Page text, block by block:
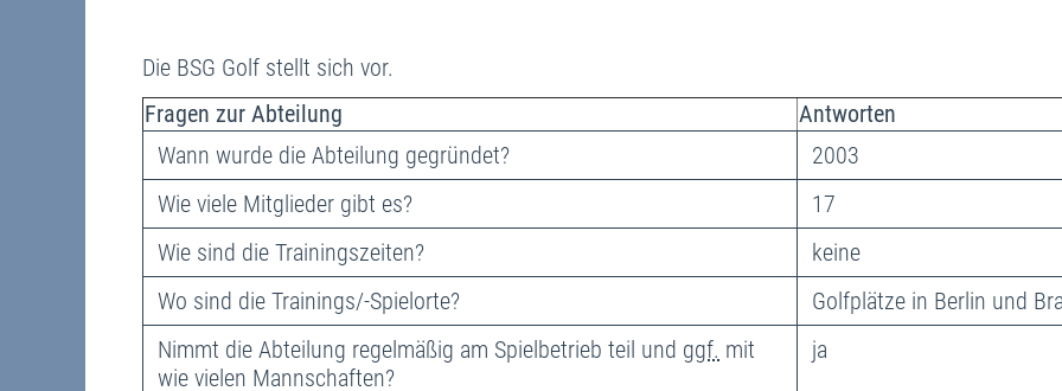
Die BSG Golf stellt sich vor.
Fragen zur Abteilung
Antworten
Wann wurde die Abteilung gegründet?
2003
Wie viele Mitglieder gibt es?
17
Wie sind die Trainingszeiten?
keine
Wo sind die Trainings/-Spielorte?
Golfplätze in Berlin und
Nimmt die Abteilung regelmäßig am Spielbetrieb teil und ggf. mit
wie vielen Mannschaften?
ja